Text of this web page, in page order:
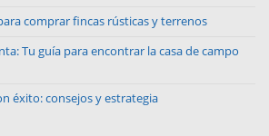
comprar fincas rústicas y terrenos
Tu guía para encontrar la casa de campo
éxito: consejos y estrategia